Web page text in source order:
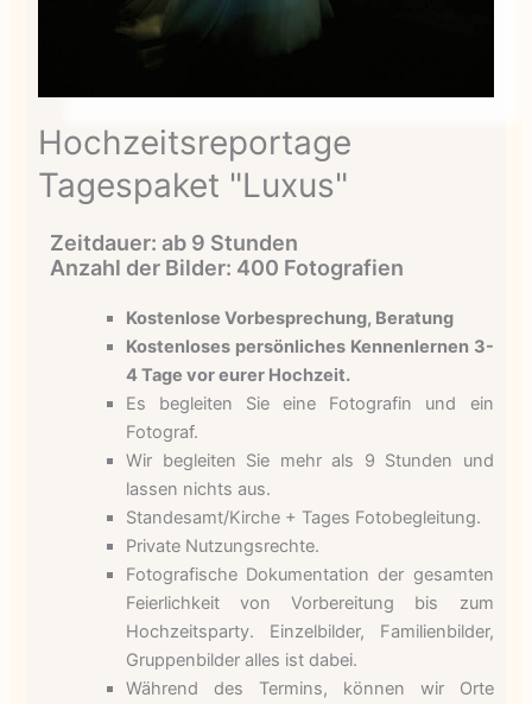
Hochzeitsreportage
Tagespaket "Luxus"
Zeitdauer: ab 9 Stunden
Anzahl der Bilder: 400 Fotografien
Kostenlose Vorbesprechung, Beratung
Kostenloses persönliches Kennenlernen 3-
4 Tage vor eurer Hochzeit.
Es begleiten Sie eine Fotografin und ein
Fotograf.
Wir begleiten Sie mehr als 9 Stunden und
lassen nichts aus.
Standesamt/Kirche + Tages Fotobegleitung.
Private Nutzungsrechte.
Fotografische Dokumentation der gesamten
Feierlichkeit von Vorbereitung bis zum
Hochzeitsparty. Einzelbilder, Familienbilder,
Gruppenbilder alles ist dabei.
Während des Termins, können wir Orte